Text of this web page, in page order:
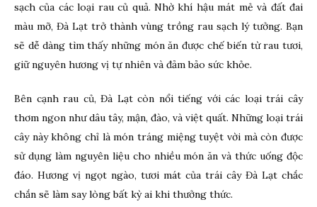
sạch của các loại rau củ quả. Nhờ khí hậu mát mẻ và đất đai
màu mỡ, Đà Lạt trở thành vùng trồng rau sạch lý tưởng. Bạn
sẽ dễ dàng tìm thấy những món ăn được chế biến từ rau tươi,
giữ nguyên hương vị tự nhiên và đảm bảo sức khỏe.
Bên cạnh rau củ, Đà Lạt còn nổi tiếng với các loại trái cây
thơm ngon như dâu tây, mận, đào, và việt quất. Những loại trái
cây này không chỉ là món tráng miệng tuyệt vời mà còn được
sử dụng làm nguyên liệu cho nhiều món ăn và thức uống độc
đáo. Hương vị ngọt ngào, tươi mát của trái cây Đà Lạt chắc
chắn sẽ làm say lòng bất kỳ ai khi thưởng thức.